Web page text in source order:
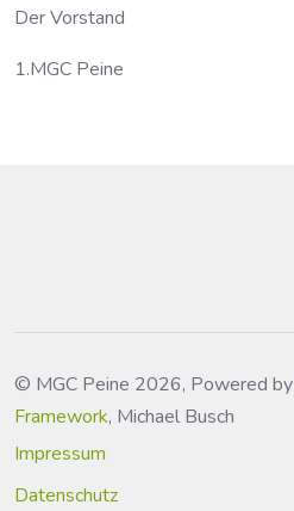
Der Vorstand
1.MGC Peine
© MGC Peine 2026, Powered by
Framework, Michael Busch
Impressum
Datenschutz